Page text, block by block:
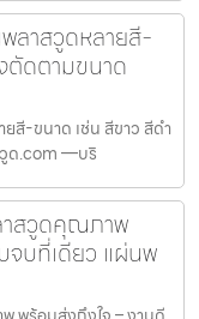
ลาสวูดหลายสี-
ตัดตามขนาด
สี-ขนาด เช่น สีขาว สีดำ
วูด.com —บริ
าสวูดคุณภาพ
จบที่เดียว แผ่นพ